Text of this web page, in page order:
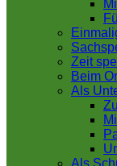
Zeit
Beim
Als
Als